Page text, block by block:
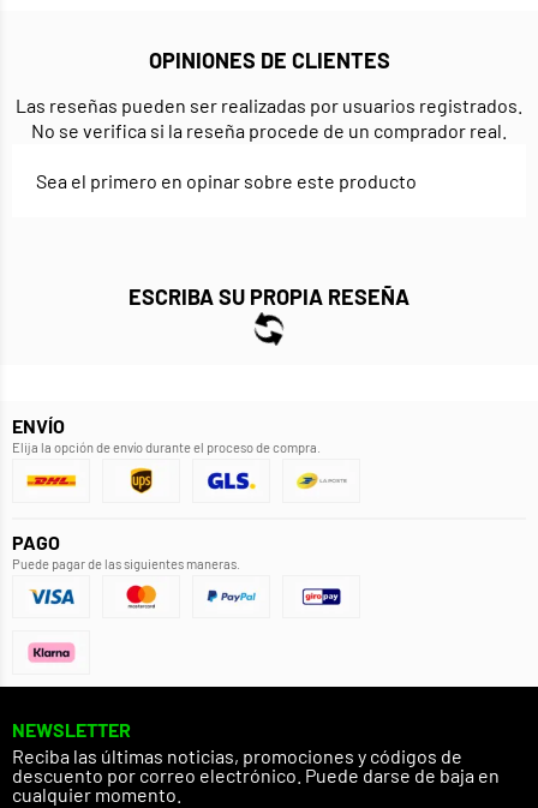
OPINIONES DE CLIENTES
Las reseñas pueden ser realizadas por usuarios registrados.
No se verifica si la reseña procede de un comprador real.
Sea el primero en opinar sobre este producto
ESCRIBA SU PROPIA RESEÑA
ENVÍO
Elija la opción de envío durante el proceso de compra.
PAGO
Puede pagar de las siguientes maneras.
NEWSLETTER
Reciba las últimas noticias, promociones y códigos de
descuento por correo electrónico. Puede darse de baja en
cualquier momento.